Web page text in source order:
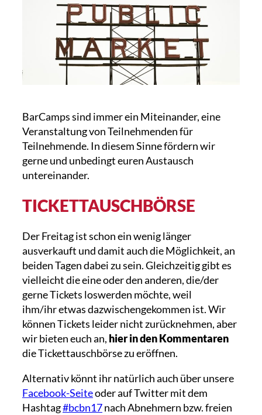
BarCamps sind immer ein Miteinander, eine
Veranstaltung von Teilnehmenden für
Teilnehmende. In diesem Sinne fördern wir
gerne und unbedingt euren Austausch
untereinander.
TICKETTAUSCHBÖRSE
Der Freitag ist schon ein wenig länger
ausverkauft und damit auch die Möglichkeit, an
beiden Tagen dabei zu sein. Gleichzeitig gibt es
vielleicht die eine oder den anderen, die/der
gerne Tickets loswerden möchte, weil
ihm/ihr etwas dazwischengekommen ist. Wir
können Tickets leider nicht zurücknehmen, aber
wir bieten euch an, hier in den Kommentaren
die Tickettauschbörse zu eröffnen.
Alternativ könnt ihr natürlich auch über unsere
Facebook-Seiteoder auf Twitter mit dem
Hashtag#bcbn17nach Abnehmern bzw. freien